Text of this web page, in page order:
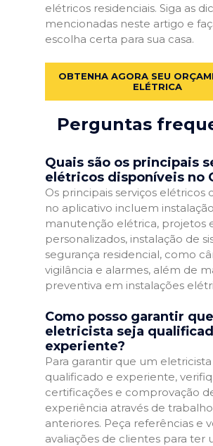
elétricos residenciais. Siga as
mencionadas neste artigo e
escolha certa para sua casa.
OBTENHA AGORA SEU
ELÉTRICA
Perguntas
Quais são os principais
elétricos disponíveis no
Os principais serviços elétricos
no aplicativo incluem
manutenção elétrica, projetos
personalizados, instalação de
segurança residencial, como
vigilância e alarmes, além de
preventiva em instalações
Como posso garantir
eletricista seja
experiente?
Para garantir que um eletricista
qualificado e experiente,
certificações e comprovação
experiência através de
anteriores. Peça referências e
avaliações de clientes para ter